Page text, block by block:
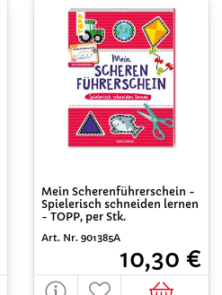
Mein Scherenführerschein -
Spielerisch schneiden lernen
- TOPP, per Stk.
Art. Nr. 901385A
10,30 €